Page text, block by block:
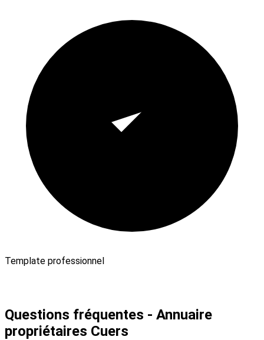
Template professionnel
Questions fréquentes - Annuaire
propriétaires Cuers